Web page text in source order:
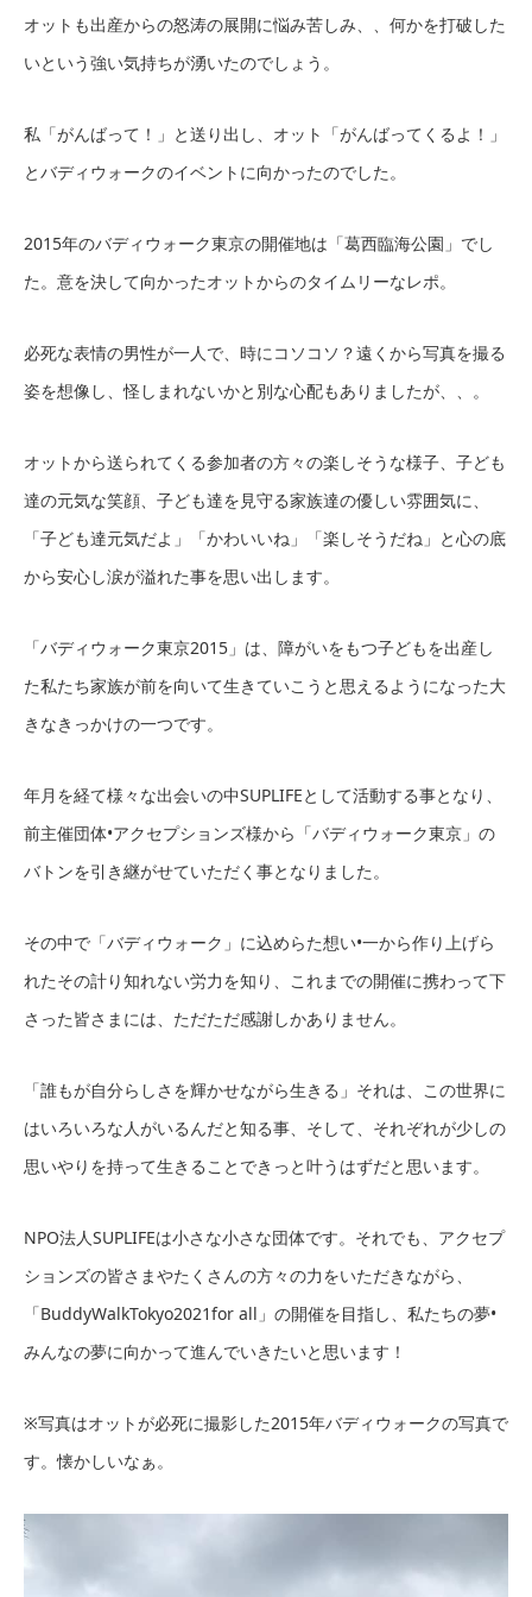
オットも出産からの怒涛の展開に悩み苦しみ、、何かを打破した
いという強い気持ちが湧いたのでしょう。
私「がんばって！」と送り出し、オット「がんばってくるよ！」
とバディウォークのイベントに向かったのでした。
2015年のバディウォーク東京の開催地は「葛西臨海公園」でし
た。意を決して向かったオットからのタイムリーなレポ。
必死な表情の男性が一人で、時にコソコソ？遠くから写真を撮る
姿を想像し、怪しまれないかと別な心配もありましたが、、。
オットから送られてくる参加者の方々の楽しそうな様子、子ども
達の元気な笑顔、子ども達を見守る家族達の優しい雰囲気に、
「子ども達元気だよ」「かわいいね」「楽しそうだね」と心の底
から安心し涙が溢れた事を思い出します。
「バディウォーク東京2015」は、障がいをもつ子どもを出産し
た私たち家族が前を向いて生きていこうと思えるようになった大
きなきっかけの一つです。
年月を経て様々な出会いの中SUPLIFEとして活動する事となり、
前主催団体•アクセプションズ様から「バディウォーク東京」の
バトンを引き継がせていただく事となりました。
その中で「バディウォーク」に込めらた想い•一から作り上げら
れたその計り知れない労力を知り、これまでの開催に携わって下
さった皆さまには、ただただ感謝しかありません。
「誰もが自分らしさを輝かせながら生きる」それは、この世界に
はいろいろな人がいるんだと知る事、そして、それぞれが少しの
思いやりを持って生きることできっと叶うはずだと思います。
NPO法人SUPLIFEは小さな小さな団体です。それでも、アクセプ
ションズの皆さまやたくさんの方々の力をいただきながら、
「BuddyWalkTokyo2021for all」の開催を目指し、私たちの夢•
みんなの夢に向かって進んでいきたいと思います！
※写真はオットが必死に撮影した2015年バディウォークの写真で
す。懐かしいなぁ。